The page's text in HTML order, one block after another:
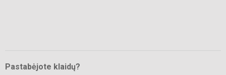
Pastabėjote klaidų?